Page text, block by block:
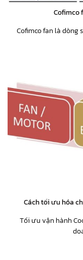
Cofimco
Cofimco fan là
Cách tối ưu hóa
Tối ưu vận hành